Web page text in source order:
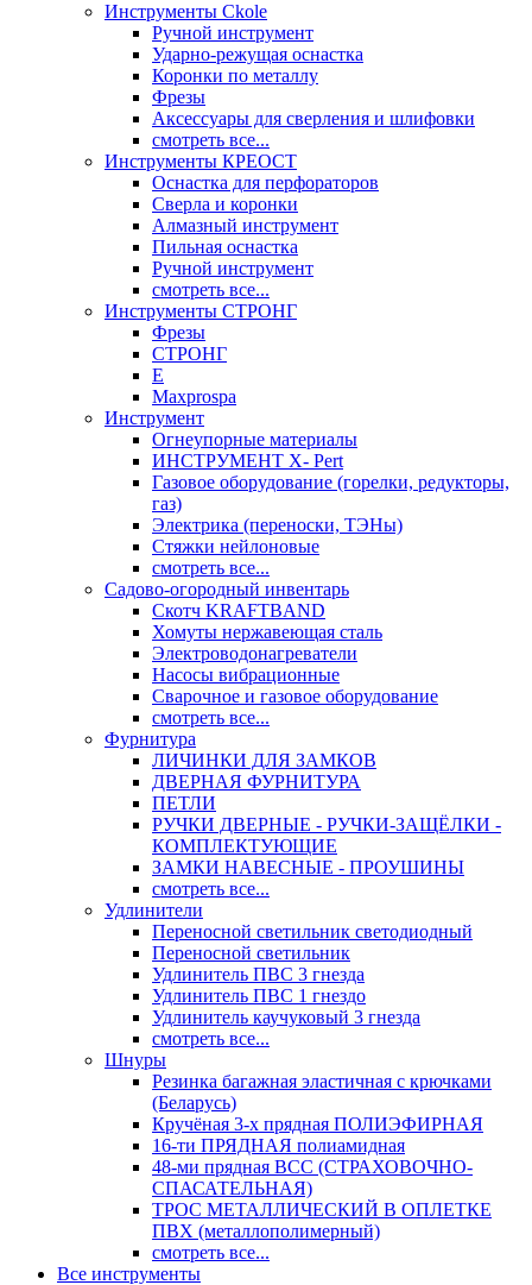
Инструменты Ckole
Ручной инструмент
Ударно‑режущая оснастка
Коронки по металлу
Фрезы
Аксессуары для сверления и шлифовки
смотреть все...
Инструменты КРЕОСТ
Оснастка для перфораторов
Сверла и коронки
Алмазный инструмент
Пильная оснастка
Ручной инструмент
смотреть все...
Инструменты СТРОНГ
Фрезы
СТРОНГ
Е
Maxprospa
Инструмент
Огнеупорные материалы
ИНСТРУМЕНТ X- Pert
Газовое оборудование (горелки, редукторы,
газ)
Электрика (переноски, ТЭНы)
Стяжки нейлоновые
смотреть все...
Садово-огородный инвентарь
Скотч KRAFTBAND
Хомуты нержавеющая сталь
Электроводонагреватели
Насосы вибрационные
Сварочное и газовое оборудование
смотреть все...
Фурнитура
ЛИЧИНКИ ДЛЯ ЗАМКОВ
ДВЕРНАЯ ФУРНИТУРА
ПЕТЛИ
РУЧКИ ДВЕРНЫЕ - РУЧКИ-ЗАЩЁЛКИ -
КОМПЛЕКТУЮЩИЕ
ЗАМКИ НАВЕСНЫЕ - ПРОУШИНЫ
смотреть все...
Удлинители
Переносной светильник светодиодный
Переносной светильник
Удлинитель ПВС 3 гнезда
Удлинитель ПВС 1 гнездо
Удлинитель каучуковый 3 гнезда
смотреть все...
Шнуры
Резинка багажная эластичная с крючками
(Беларусь)
Кручёная 3-х прядная ПОЛИЭФИРНАЯ
16-ти ПРЯДНАЯ полиамидная
48-ми прядная ВСС (СТРАХОВОЧНО-
СПАСАТЕЛЬНАЯ)
ТРОС МЕТАЛЛИЧЕСКИЙ В ОПЛЕТКЕ
ПВХ (металлополимерный)
смотреть все...
Все инструменты